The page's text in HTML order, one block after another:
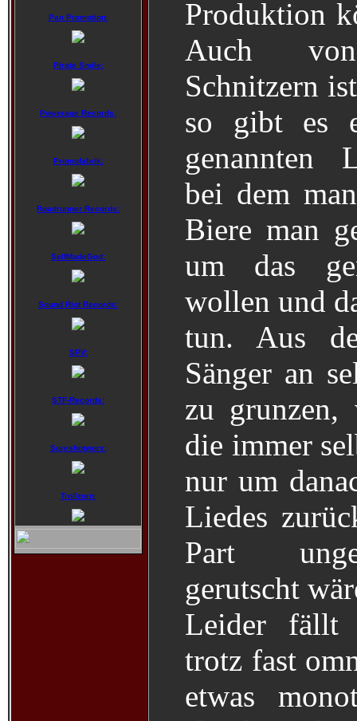
Pan Promotion:
Pirate Smile:
Powerage Records:
Promofabrik:
Roadrunner Records:
SelfMadeGod:
Sound Riot Records:
SPV:
STF-Records:
Sureshotworx:
Trollzorn:
Produktion
Auch von
Schnitzern
so gibt es
genannten
bei dem
Biere man
um das
wollen und
tun. Aus
Sänger an
zu grunzen,
die immer
nur um
Liedes
Part
gerutscht
Leider fällt
trotz fast
etwas